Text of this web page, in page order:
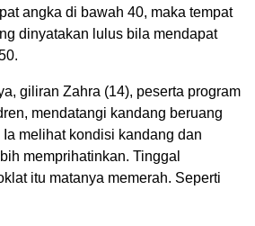
angka di bawah 40, maka tempat
dinyatakan lulus bila mendapat
giliran Zahra (14), peserta program
mendatangi kandang beruang
melihat kondisi kandang dan
memprihatinkan. Tinggal
itu matanya memerah. Seperti